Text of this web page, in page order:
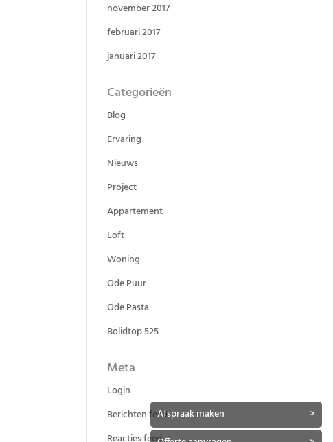
november 2017
februari 2017
januari 2017
Categorieën
Blog
Ervaring
Nieuws
Project
Appartement
Loft
Woning
Ode Puur
Ode Pasta
Bolidtop 525
Meta
Login
Berichten feedAfspraak maken
>